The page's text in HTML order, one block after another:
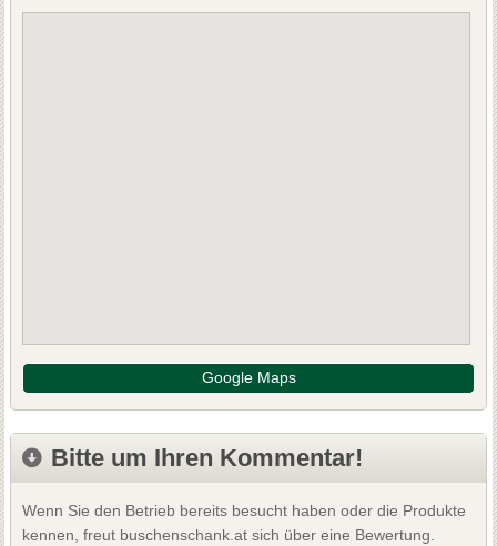
Google Maps
Bitte um Ihren Kommentar!
Wenn Sie den Betrieb bereits besucht haben oder die Produkte
kennen, freut buschenschank.at sich über eine Bewertung.